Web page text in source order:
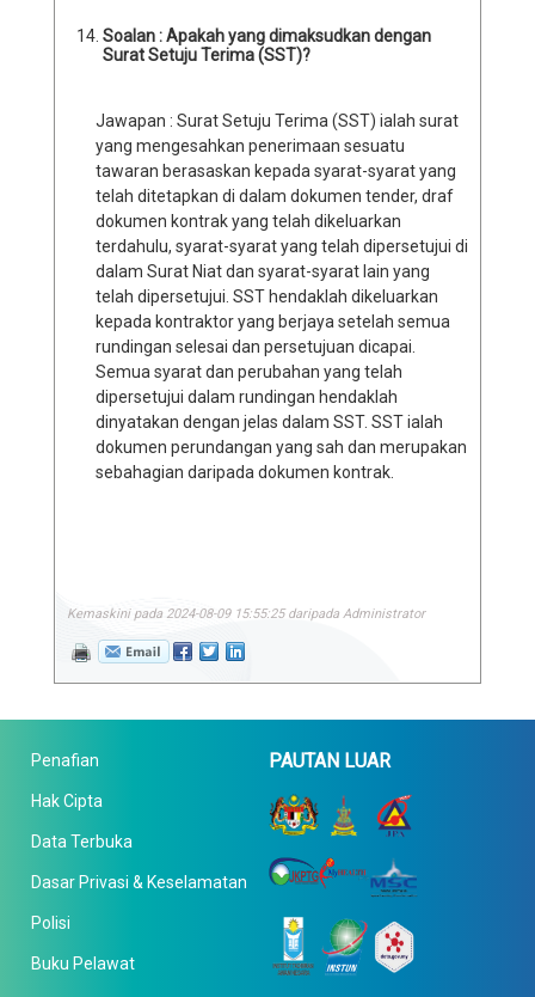
Soalan : Apakah yang dimaksudkan dengan
Surat Setuju Terima (SST)?
Jawapan : Surat Setuju Terima (SST) ialah surat
yang mengesahkan penerimaan sesuatu
tawaran berasaskan kepada syarat-syarat yang
telah ditetapkan di dalam dokumen tender, draf
dokumen kontrak yang telah dikeluarkan
terdahulu, syarat-syarat yang telah dipersetujui di
dalam Surat Niat dan syarat-syarat lain yang
telah dipersetujui. SST hendaklah dikeluarkan
kepada kontraktor yang berjaya setelah semua
rundingan selesai dan persetujuan dicapai.
Semua syarat dan perubahan yang telah
dipersetujui dalam rundingan hendaklah
dinyatakan dengan jelas dalam SST. SST ialah
dokumen perundangan yang sah dan merupakan
sebahagian daripada dokumen kontrak.
Kemaskini pada 2024-08-09 15:55:25 daripada Administrator
Penafian
Hak Cipta
Data Terbuka
Dasar Privasi & Keselamatan
Polisi
Buku Pelawat
PAUTAN LUAR